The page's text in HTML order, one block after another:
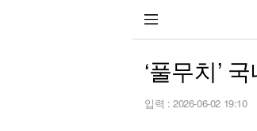
‘풀무치’
입력 : 2026-06-02 19:10